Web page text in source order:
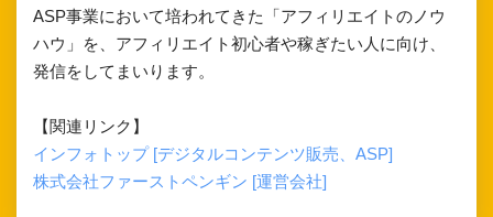
ASP事業において培われてきた「アフィリエイトのノウ
ハウ」を、アフィリエイト初心者や稼ぎたい人に向け、
発信をしてまいります。
【関連リンク】
インフォトップ [デジタルコンテンツ販売、ASP]
株式会社ファーストペンギン [運営会社]